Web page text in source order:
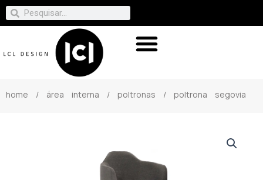
home / área interna / poltronas / poltrona segovia